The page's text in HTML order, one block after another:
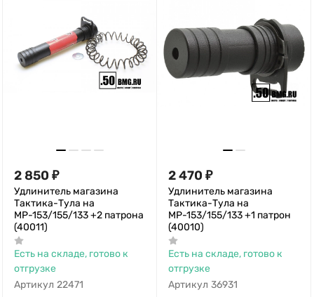
2 850 ₽
Удлинитель магазина
Тактика-Тула на
МР-153/155/133 +2 патрона
(40011)
Есть на складе, готово к
отгрузке
Артикул 22471
2 470 ₽
Удлинитель магазина
Тактика-Тула на
МР-153/155/133 +1 патрон
(40010)
Есть на складе, готово к
отгрузке
Артикул 36931